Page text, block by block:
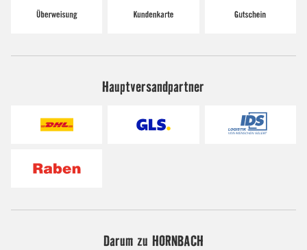
Hauptversandpartner
Darum zu HORNBACH